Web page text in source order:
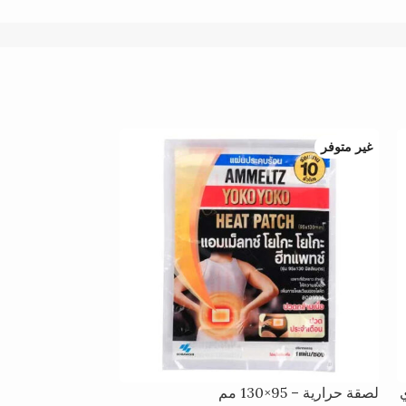
غير متوفر
لصقة حرارية – 95×130 مم